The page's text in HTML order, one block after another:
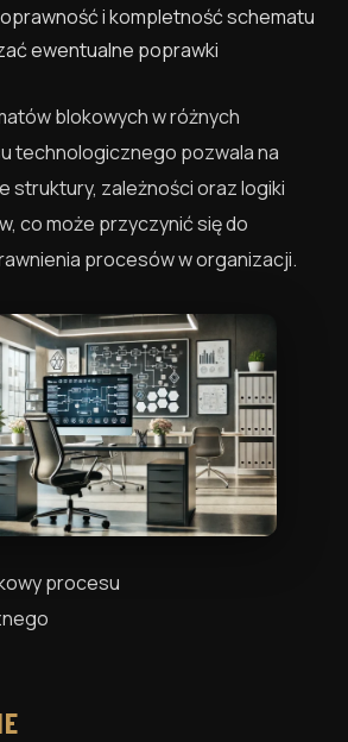
i kompletność schematu
ewentualne poprawki
blokowych w różnych
technologicznego pozwala na
struktury, zależności oraz logiki
co może przyczynić się do
procesów w organizacji.
procesu